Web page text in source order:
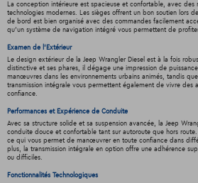
La conception intérieure est spacieuse et confortable, avec
technologies modernes. Les sièges offrent un bon soutien lors
de bord est bien organisé avec des commandes facilement
qu'un système de navigation intégré vous permettent de
Examen de l'Extérieur
Le design extérieur de la Jeep Wrangler Diesel est à la fois
distinctive et ses phares, il dégage une impression de
manœuvres dans les environnements urbains animés, tandis
transmission intégrale vous permettent également de vivre des
confiance.
Performances et Expérience de Conduite
Avec sa structure solide et sa suspension avancée, la Jeep
conduite douce et confortable tant sur autoroute que hors
ce qui vous permet de manœuvrer en toute confiance dans
plus, la transmission intégrale en option offre une adhérence
ou difficiles.
Fonctionnalités Technologiques